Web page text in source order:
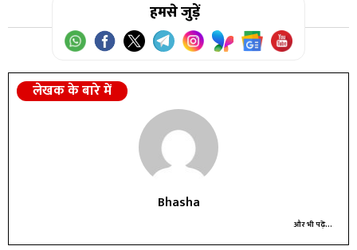
हमसे जुड़ें
लेखक के बारे में
Bhasha
और भी पढ़ें...